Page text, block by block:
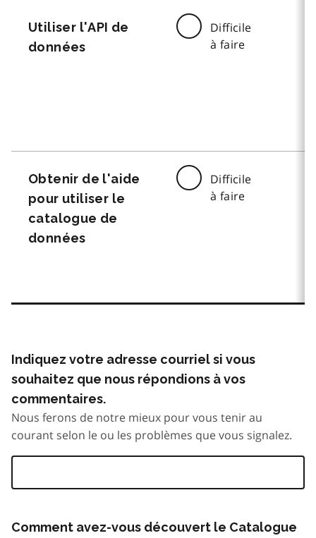
Utiliser l'API de
données
Difficile
à faire
Obtenir de l'aide
pour utiliser le
catalogue de
données
Difficile
à faire
Indiquez votre adresse courriel si vous
souhaitez que nous répondions à vos
commentaires.
Nous ferons de notre mieux pour vous tenir au
courant selon le ou les problèmes que vous signalez.
Comment avez-vous découvert le Catalogue